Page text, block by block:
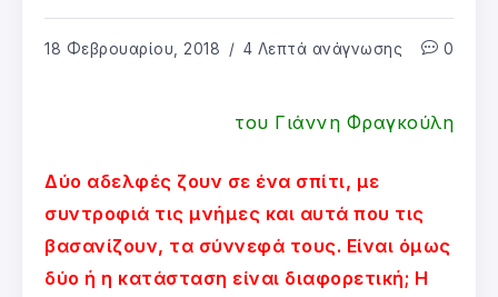
18 Φεβρουαρίου, 2018 4 Λεπτά ανάγνωσης 0
του Γιάννη Φραγκούλη
Δύο αδελφές ζουν σε ένα σπίτι, με
συντροφιά τις μνήμες και αυτά που τις
βασανίζουν, τα σύννεφά τους. Είναι όμως
δύο ή η κατάσταση είναι διαφορετική; Η